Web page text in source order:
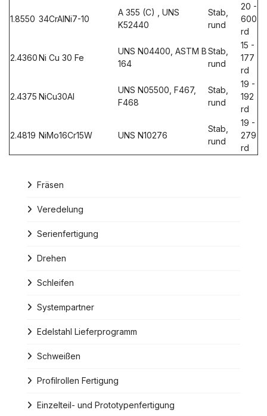
1.8550 34CrAlNi7-10
A 355 (C) , UNS
K52440
Stab,
rund
20 -
600
rd
2.4360Ni Cu 30 Fe
UNS N04400, ASTM B
164
Stab,
rund
15 -
177
rd
2.4375 NiCu30Al
UNS N05500, F467,
F468
Stab,
rund
19 -
192
rd
2.4819 NiMo16Cr15W UNS N10276
Stab,
rund
19 -
279
rd
Fräsen
Veredelung
Serienfertigung
Drehen
Schleifen
Systempartner
Edelstahl Lieferprogramm
Schweißen
Profilrollen Fertigung
Einzelteil- und Prototypenfertigung